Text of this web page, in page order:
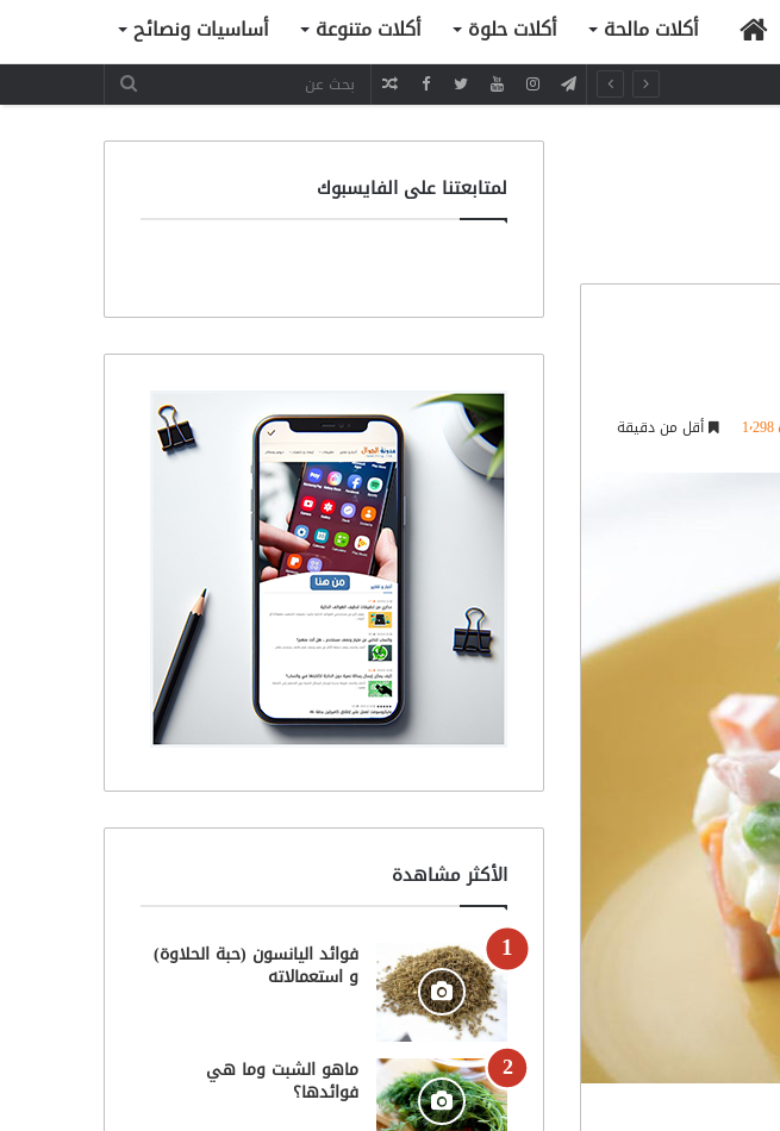
الرئيسيةأكلات مالحة أكلات حلوة أكلات متنوعة أساسيات ونصائح
مقال
1٬298 أقل من دقيقة
لمتابعتنا على الفايسبوك
الأكثر مشاهدة
فوائد اليانسون (حبة الحلاوة)
و استعمالاته
ماهو الشبت وما هي
فوائدها؟